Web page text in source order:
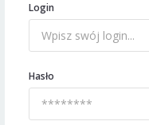
Login
Hasło